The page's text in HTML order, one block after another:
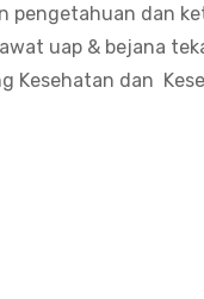
dan
uap & bejana
dan